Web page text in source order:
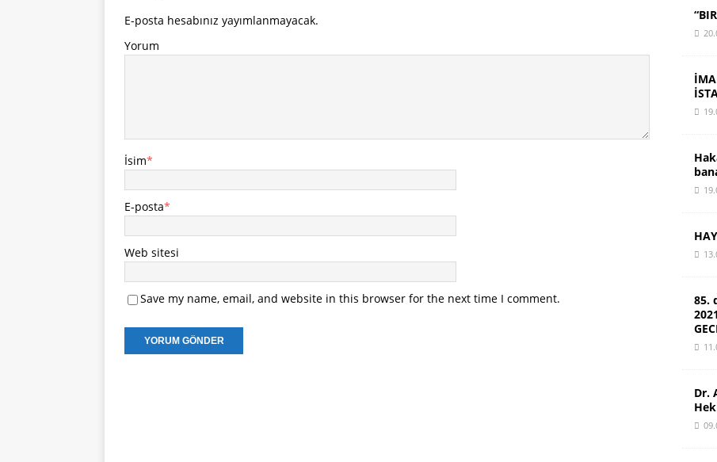
E-posta hesabınız yayımlanmayacak.
Yorum
İsim*
E-posta*
Web sitesi
Save my name, email, and website in this browser for the next time I comment.
85.
Dr.